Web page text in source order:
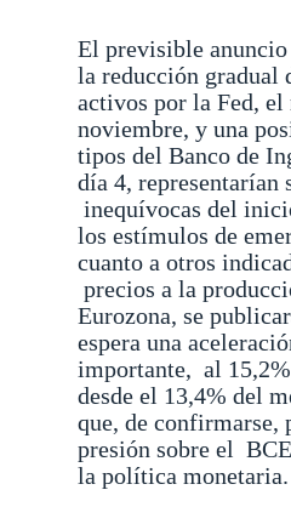
El previsible
la reducción gradual
activos por la Fed,
noviembre, y una
tipos del Banco de
día 4, representarían
inequívocas del
los estímulos de
cuanto a otros
precios a la
Eurozona, se
espera una
importante, al
desde el 13,4% del
que, de confirmarse,
presión sobre el
la política monetaria.